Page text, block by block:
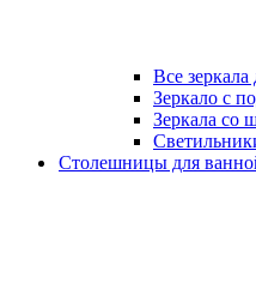
Все зеркала
Зеркало с
Зеркала со
Столешницы для